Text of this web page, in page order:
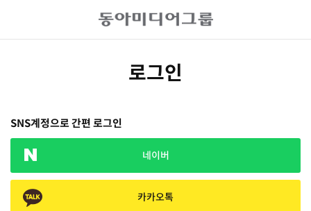
로그인
SNS계정으로 간편 로그인
네이버
카카오톡